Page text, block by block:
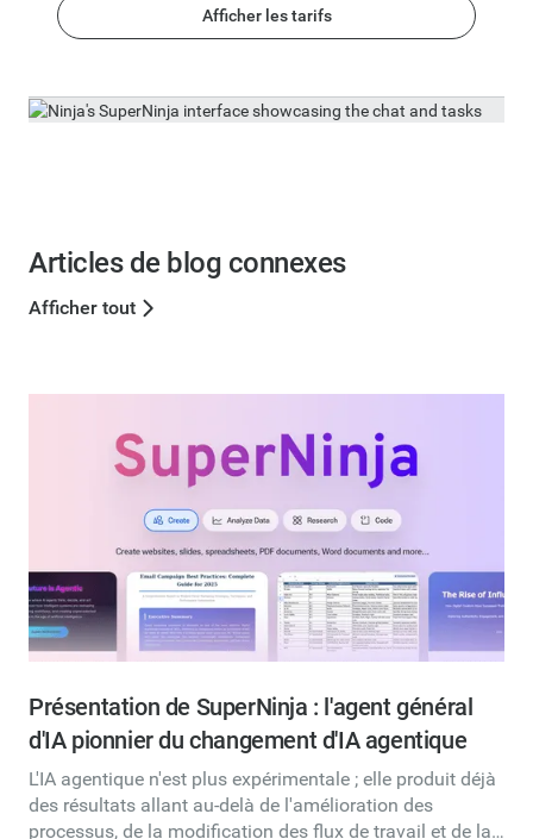
Afficher les tarifs
Articles de blog connexes
Afficher tout
Présentation de SuperNinja : l'agent général
d'IA pionnier du changement d'IA agentique
L'IA agentique n'est plus expérimentale ; elle produit déjà
des résultats allant au-delà de l'amélioration des
processus, de la modification des flux de travail et de la